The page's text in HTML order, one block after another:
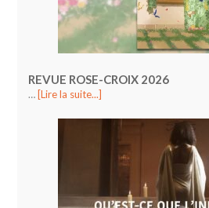
REVUE ROSE-CROIX 2026
… [Lire la suite...]